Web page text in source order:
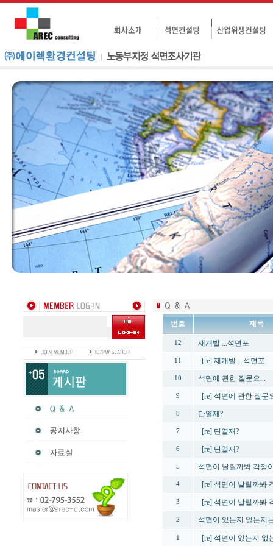
번호 제목
12 재개발 ...석면포
11 [re] 재개발 ...석면포
10 석면에 관한 질문요...
9 [re] 석면에 관한 질문
8 단열재?
7 [re] 단열재?
6 [re] 단열재?
5 석면이 날릴까봐 걱정
4 [re] 석면이 날릴까봐
3 [re] 석면이 날릴까봐
2 석면이 있는지 없는지
1 [re] 석면이 있는지 없